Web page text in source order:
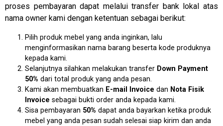
proses pembayaran dapat melalui transfer bank lokal atas
nama owner kami dengan ketentuan sebagai berikut:
Pilih produk mebel yang anda inginkan, lalu
menginformasikan nama barang beserta kode produknya
kepada kami.
Selanjutnya silahkan melakukan transfer Down Payment
50% dari total produk yang anda pesan.
Kami akan membuatkan E-mail Invoice dan Nota Fisik
Invoice sebagai bukti order anda kepada kami.
Sisa pembayaran 50% dapat anda bayarkan ketika produk
mebel yang anda pesan sudah selesai siap kirim dan anda